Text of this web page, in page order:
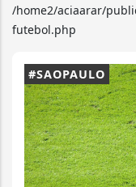
/home2/aciaarar/
futebol.php
#SAOPAULO